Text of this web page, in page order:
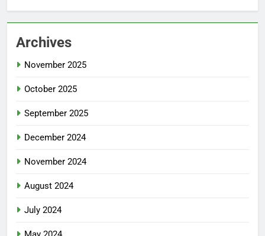
Archives
November 2025
October 2025
September 2025
December 2024
November 2024
August 2024
July 2024